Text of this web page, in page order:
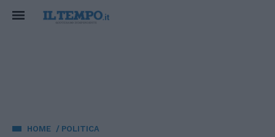
HOME POLITICA